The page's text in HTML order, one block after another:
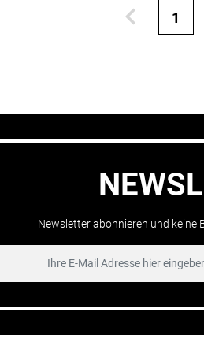
1
Newsletter abonnieren und keine